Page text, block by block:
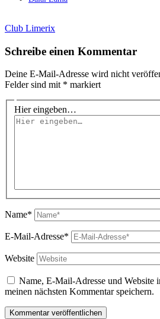
Club Limerix
Schreibe einen Kommentar
Deine E-Mail-Adresse wird nicht
Felder sind mit * markiert
Hier eingeben…
Name*
E-Mail-Adresse*
Website
Name, E-Mail-Adresse und Website
meinen nächsten Kommentar speichern.